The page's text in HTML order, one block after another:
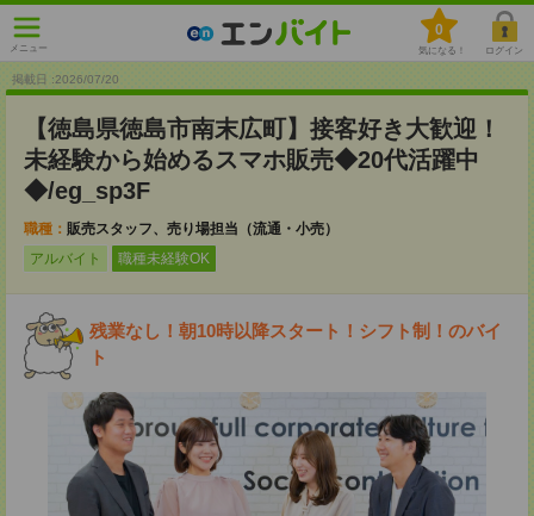
メニュー
0
気になる！ ログイン
掲載日 :2026/07/20
【徳島県徳島市南末広町】接客好き大歓迎！
未経験から始めるスマホ販売◆20代活躍中
◆/eg_sp3F
職種： 販売スタッフ、売り場担当（流通・小売）
アルバイト
職種未経験OK
残業なし！朝10時以降スタート！シフト制！のバイ
ト